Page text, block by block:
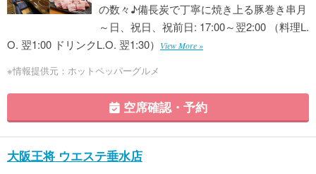
の数々♪備長炭で丁寧に焼き上る豚巻き串月
～日、祝日、祝前日: 17:00～翌2:00 （料理L.
O. 翌1:00 ドリンクL.O. 翌1:30）
View More »
※情報提供元：ホットペッパーグルメ
空席確認・予約
大阪王将 ウエステ垂水店